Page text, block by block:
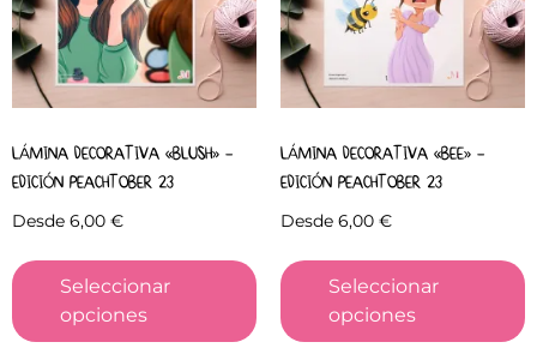
LÁMINA DECORATIVA «BLUSH» –
EDICIÓN PEACHTOBER 23
Desde 6,00 €
Seleccionar
opciones
LÁMINA DECORATIVA «BEE» –
EDICIÓN PEACHTOBER 23
Desde 6,00 €
Seleccionar
opciones